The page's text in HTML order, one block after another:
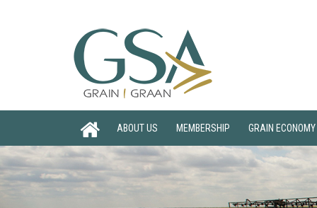
ABOUT US MEMBERSHIP GRAIN ECONOMY